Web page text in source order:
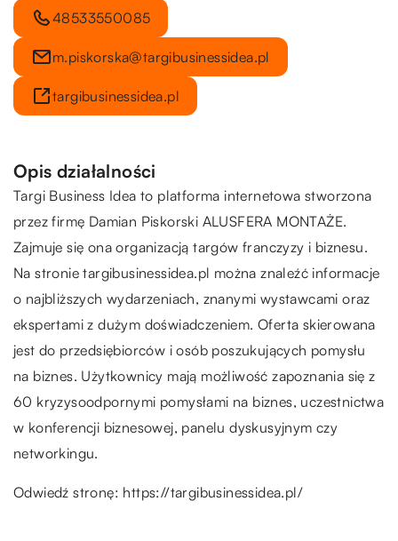
48533550085
m.piskorska@targibusinessidea.pl
targibusinessidea.pl
Opis działalności
Targi Business Idea to platforma internetowa stworzona
przez firmę Damian Piskorski ALUSFERA MONTAŻE.
Zajmuje się ona organizacją targów franczyzy i biznesu.
Na stronie targibusinessidea.pl można znaleźć informacje
o najbliższych wydarzeniach, znanymi wystawcami oraz
ekspertami z dużym doświadczeniem. Oferta skierowana
jest do przedsiębiorców i osób poszukujących pomysłu
na biznes. Użytkownicy mają możliwość zapoznania się z
60 kryzysoodpornymi pomysłami na biznes, uczestnictwa
w konferencji biznesowej, panelu dyskusyjnym czy
networkingu.
Odwiedź stronę: https://targibusinessidea.pl/